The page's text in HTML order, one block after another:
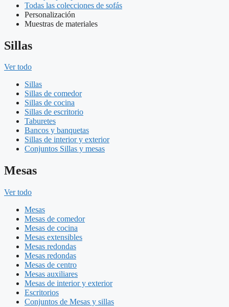
Todas las colecciones de sofás
Personalización
Muestras de materiales
Sillas
Ver todo
Sillas
Sillas de comedor
Sillas de cocina
Sillas de escritorio
Taburetes
Bancos y banquetas
Sillas de interior y exterior
Conjuntos Sillas y mesas
Mesas
Ver todo
Mesas
Mesas de comedor
Mesas de cocina
Mesas extensibles
Mesas redondas
Mesas redondas
Mesas de centro
Mesas auxiliares
Mesas de interior y exterior
Escritorios
Conjuntos de Mesas y sillas